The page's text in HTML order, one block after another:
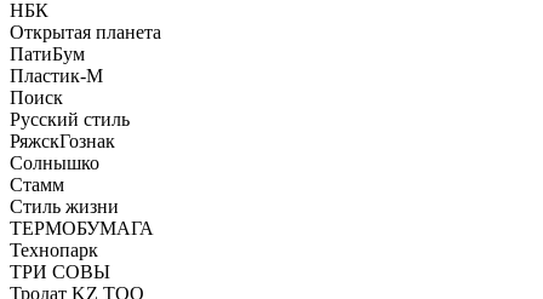
НБК
Открытая планета
ПатиБум
Пластик-М
Поиск
Русский стиль
РяжскГознак
Солнышко
Стамм
Стиль жизни
ТЕРМОБУМАГА
Технопарк
ТРИ СОВЫ
Тродат KZ ТОО